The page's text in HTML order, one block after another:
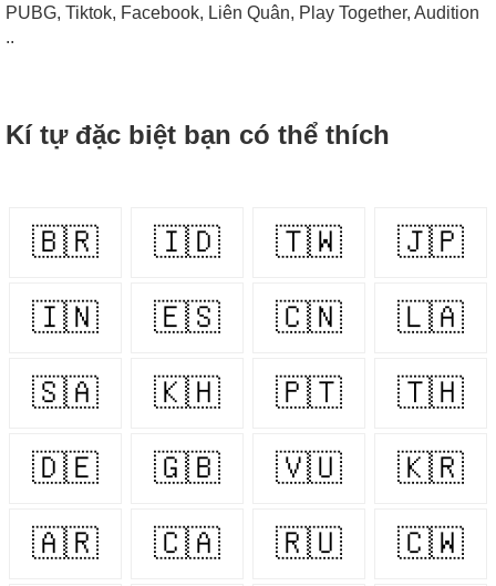
PUBG, Tiktok, Facebook, Liên Quân, Play Together, Audition
..
Kí tự đặc biệt bạn có thể thích
🇧🇷 🇮🇩 🇹🇼 🇯🇵
🇮🇳 🇪🇸 🇨🇳 🇱🇦
🇸🇦 🇰🇭 🇵🇹 🇹🇭
🇩🇪 🇬🇧 🇻🇺 🇰🇷
🇦🇷 🇨🇦 🇷🇺 🇨🇼